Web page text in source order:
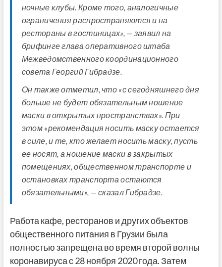
ночные клубы. Кроме того, аналогичные
ограничения распространяются и на
рестораны в гостиницах», — заявил на
брифинге глава оперативного штаба
Межведомственного координационного
совета Георгий Гибрадзе.
Он также отметил, что «с сегодняшнего дня
больше не будет обязательным ношение
маски в открытых пространствах». При
этом «рекомендация носить маску остается
в силе, и те, кто желает носить маску, пусть
ее носят, а ношение маски в закрытых
помещениях, общественном транспорте и
остановках транспорта остаются
обязательными», — сказал Гибрадзе.
Работа кафе, ресторанов и других объектов
общественного питания в Грузии была
полностью запрещена во время второй волны
коронавируса с 28 ноября 2020 года. Затем